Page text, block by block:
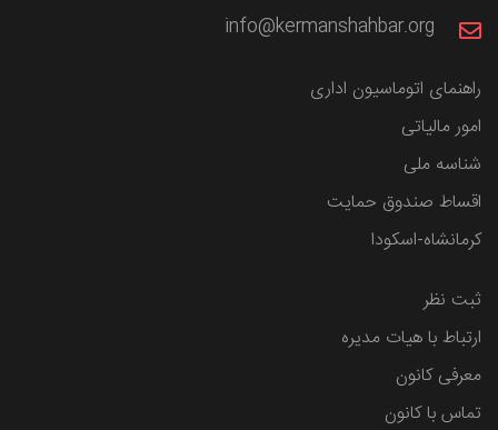
info@kermanshahbar.org
راهنمای اتوماسیون اداری
امور مالیاتی
شناسه ملی
اقساط صندوق حمایت
کرمانشاه-اسکودا
ثبت نظر
ارتباط با هیات مدیره
معرفی کانون
تماس با کانون